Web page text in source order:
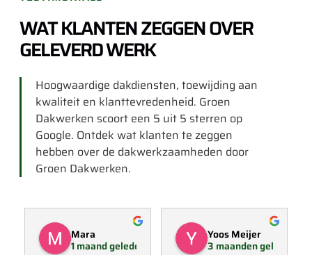
WAT KLANTEN ZEGGEN OVER
GELEVERD WERK
Hoogwaardige dakdiensten, toewijding aan
kwaliteit en klanttevredenheid. Groen
Dakwerken scoort een 5 uit 5 sterren op
Google. Ontdek wat klanten te zeggen
hebben over de dakwerkzaamheden door
Groen Dakwerken.
Mara
1 maand geleden
Yoos Meijer
3 maanden geleden